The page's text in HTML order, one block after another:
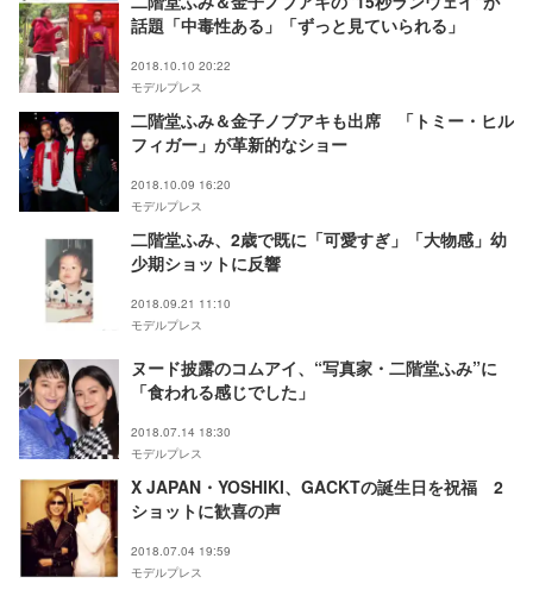
話題「中毒性ある」「ずっと見ていられる」
2018.10.10 20:22
モデルプレス
二階堂ふみ＆金子ノブアキも出席 「トミー・ヒル
フィガー」が革新的なショー
2018.10.09 16:20
モデルプレス
二階堂ふみ、2歳で既に「可愛すぎ」「大物感」幼
少期ショットに反響
2018.09.21 11:10
モデルプレス
ヌード披露のコムアイ、“写真家・二階堂ふみ”に
「食われる感じでした」
2018.07.14 18:30
モデルプレス
X JAPAN・YOSHIKI、GACKTの誕生日を祝福 2
ショットに歓喜の声
2018.07.04 19:59
モデルプレス